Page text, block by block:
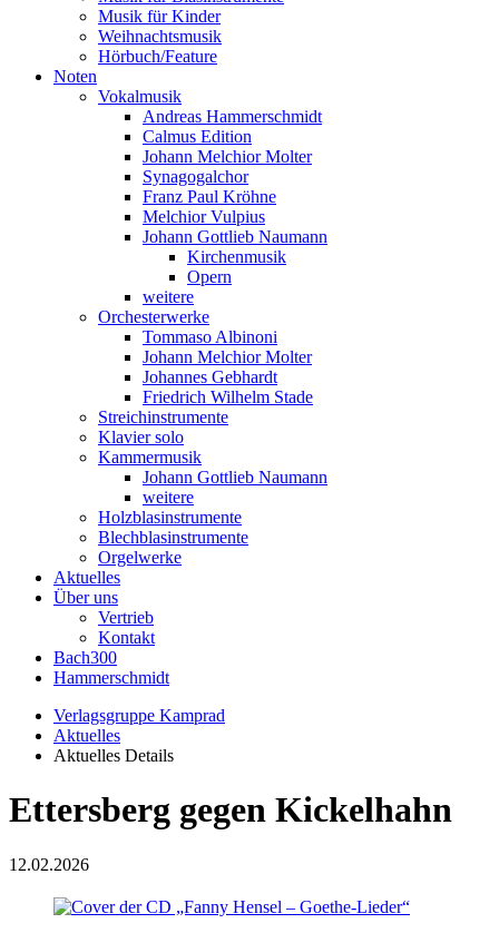
Musik für Kinder
Weihnachtsmusik
Hörbuch/Feature
Noten
Vokalmusik
Andreas Hammerschmidt
Calmus Edition
Johann Melchior Molter
Synagogalchor
Franz Paul Kröhne
Melchior Vulpius
Johann Gottlieb Naumann
Kirchenmusik
Opern
weitere
Orchesterwerke
Tommaso Albinoni
Johann Melchior Molter
Johannes Gebhardt
Friedrich Wilhelm Stade
Streichinstrumente
Klavier solo
Kammermusik
Johann Gottlieb Naumann
weitere
Holzblasinstrumente
Blechblasinstrumente
Orgelwerke
Aktuelles
Über uns
Vertrieb
Kontakt
Bach300
Hammerschmidt
Verlagsgruppe Kamprad
Aktuelles
Aktuelles Details
Ettersberg gegen Kickelhahn
12.02.2026